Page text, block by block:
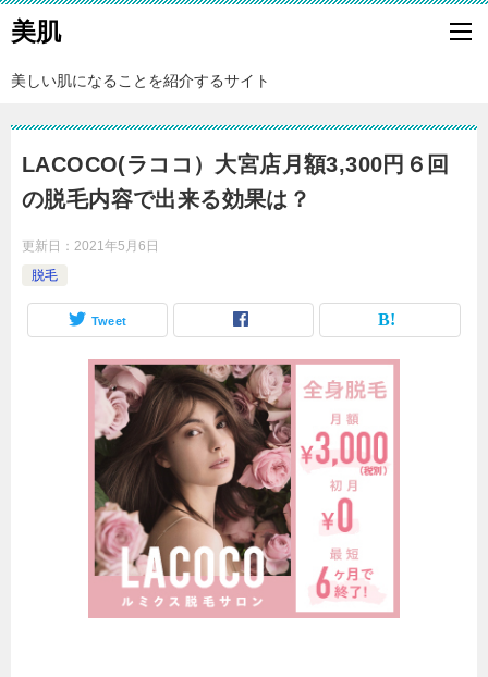
美肌
美しい肌になることを紹介するサイト
LACOCO(ラココ）大宮店月額3,300円６回
の脱毛内容で出来る効果は？
更新日： 2021年5月6日
脱毛
Tweet